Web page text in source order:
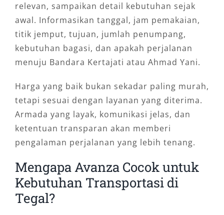
relevan, sampaikan detail kebutuhan sejak
awal. Informasikan tanggal, jam pemakaian,
titik jemput, tujuan, jumlah penumpang,
kebutuhan bagasi, dan apakah perjalanan
menuju Bandara Kertajati atau Ahmad Yani.
Harga yang baik bukan sekadar paling murah,
tetapi sesuai dengan layanan yang diterima.
Armada yang layak, komunikasi jelas, dan
ketentuan transparan akan memberi
pengalaman perjalanan yang lebih tenang.
Mengapa Avanza Cocok untuk
Kebutuhan Transportasi di
Tegal?